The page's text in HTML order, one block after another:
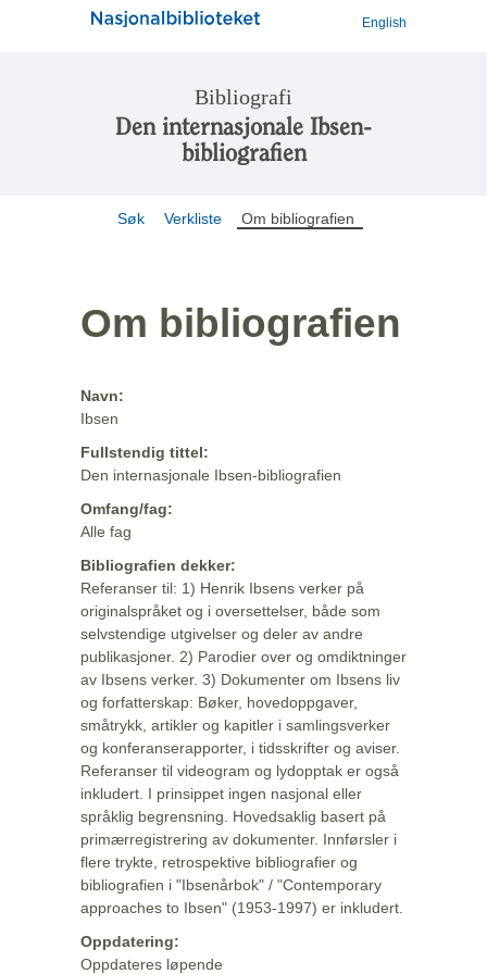
English
Bibliografi
Den internasjonale Ibsen-
bibliografien
Søk Verkliste Om bibliografien
Om bibliografien
Navn:
Ibsen
Fullstendig tittel:
Den internasjonale Ibsen-bibliografien
Omfang/fag:
Alle fag
Bibliografien dekker:
Referanser til: 1) Henrik Ibsens verker på
originalspråket og i oversettelser, både som
selvstendige utgivelser og deler av andre
publikasjoner. 2) Parodier over og omdiktninger
av Ibsens verker. 3) Dokumenter om Ibsens liv
og forfatterskap: Bøker, hovedoppgaver,
småtrykk, artikler og kapitler i samlingsverker
og konferanserapporter, i tidsskrifter og aviser.
Referanser til videogram og lydopptak er også
inkludert. I prinsippet ingen nasjonal eller
språklig begrensning. Hovedsaklig basert på
primærregistrering av dokumenter. Innførsler i
flere trykte, retrospektive bibliografier og
bibliografien i "Ibsenårbok" / "Contemporary
approaches to Ibsen" (1953-1997) er inkludert.
Oppdatering:
Oppdateres løpende